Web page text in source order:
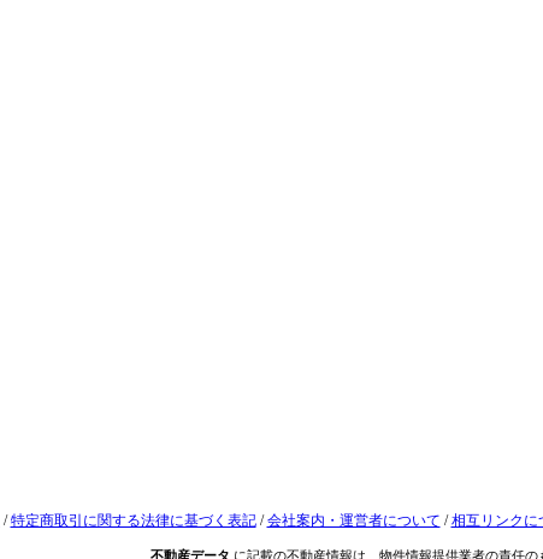
/特定商取引に関する法律に基づく表記/会社案内・運営者について /相互リンクに
不動産データ に記載の不動産情報は、物件情報提供業者の責任の